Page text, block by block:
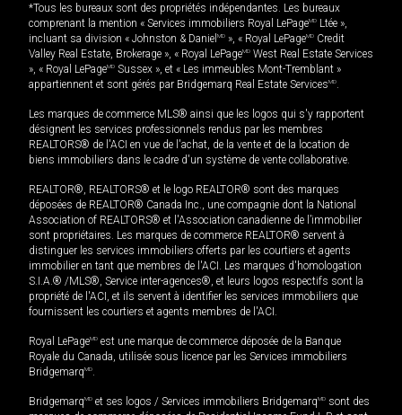
*Tous les bureaux sont des propriétés indépendantes. Les bureaux
comprenant la mention « Services immobiliers Royal LePageMD Ltée »,
incluant sa division « Johnston & Daniel MD », « Royal LePageMD Credit
Valley Real Estate, Brokerage », « Royal LePageMD West Real Estate Services
», « Royal LePageMD Sussex », et « Les immeubles Mont-Tremblant »
appartiennent et sont gérés par Bridgemarq Real Estate ServicesMD.
Les marques de commerce MLS® ainsi que les logos qui s'y rapportent
désignent les services professionnels rendus par les membres
REALTORS® de l'ACI en vue de l'achat, de la vente et de la location de
biens immobiliers dans le cadre d'un système de vente collaborative.
REALTOR®, REALTORS® et le logo REALTOR® sont des marques
déposées de REALTOR® Canada Inc., une compagnie dont la National
Association of REALTORS® et l'Association canadienne de l’immobilier
sont propriétaires. Les marques de commerce REALTOR® servent à
distinguer les services immobiliers offerts par les courtiers et agents
immobilier en tant que membres de l'ACI. Les marques d'homologation
S.I.A.® /MLS®, Service inter-agences®, et leurs logos respectifs sont la
propriété de l'ACI, et ils servent à identifier les services immobiliers que
fournissent les courtiers et agents membres de l'ACI.
Royal LePageMD est une marque de commerce déposée de la Banque
Royale du Canada, utilisée sous licence par les Services immobiliers
BridgemarqMD.
BridgemarqMD et ses logos / Services immobiliers BridgemarqMD sont des